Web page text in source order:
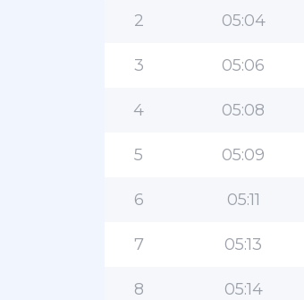
2 05:04
3 05:06
4 05:08
5 05:09
6 05:11
7 05:13
8 05:14